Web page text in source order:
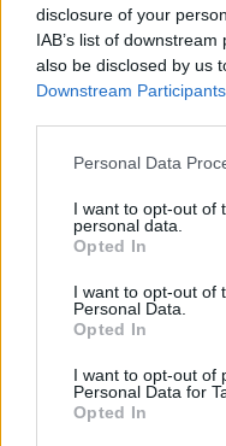
disclosure of your
IAB’s list of
also be disclosed by us
Downstream Participants
Please note that this
not limited to your visit
grant or deny consent
use your data for below
consent section.
Personal Data
I want to opt-out of
personal data.
Opted In
I want to opt-out of
Personal Data.
Opted In
I want to opt-out of
Personal Data for
Opted In
Francesco Guccini: la
Greta Salvati · 7 Ago 2026